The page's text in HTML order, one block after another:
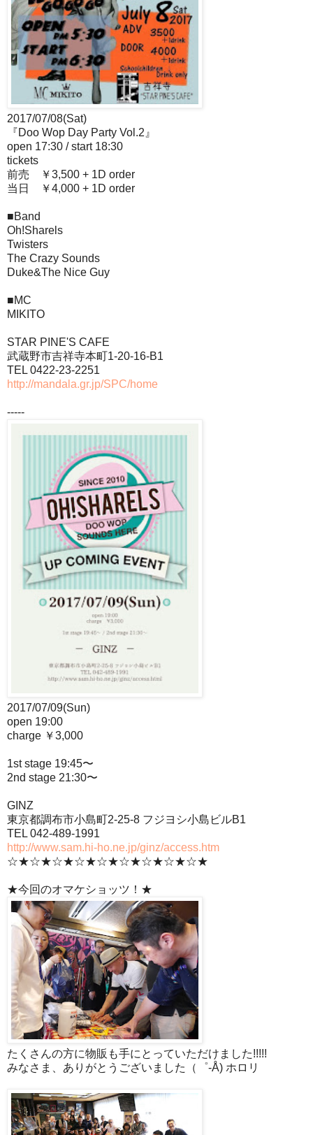
2017/07/08(Sat)
『Doo Wop Day Party Vol.2』
open 17:30 / start 18:30
tickets
前売 ￥3,500 + 1D order
当日 ￥4,000 + 1D order
■Band
Oh!Sharels
Twisters
The Crazy Sounds
Duke&The Nice Guy
■MC
MIKITO
STAR PINE'S CAFE
武蔵野市吉祥寺本町1-20-16-B1
TEL 0422-23-2251
http://mandala.gr.jp/SPC/home
-----
2017/07/09(Sun)
open 19:00
charge ￥3,000
1st stage 19:45〜
2nd stage 21:30〜
GINZ
東京都調布市小島町2-25-8 フジヨシ小島ビルB1
TEL 042-489-1991
http://www.sam.hi-ho.ne.jp/ginz/access.htm
☆★☆★☆★☆★☆★☆★☆★☆★☆★
★今回のオマケショッツ！★
たくさんの方に物販も手にとっていただけました!!!!!
みなさま、ありがとうございました（゜-Å) ホロリ